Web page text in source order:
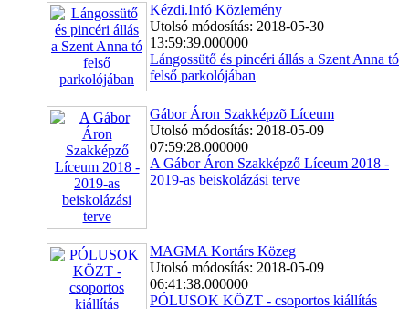
Kézdi.Infó Közlemény
Utolsó módosítás: 2018-05-30
13:59:39.000000
Lángossütő és pincéri állás a Szent Anna tó
felső parkolójában
Gábor Áron Szakképzõ Líceum
Utolsó módosítás: 2018-05-09
07:59:28.000000
A Gábor Áron Szakképző Líceum 2018 -
2019-as beiskolázási terve
MAGMA Kortárs Közeg
Utolsó módosítás: 2018-05-09
06:41:38.000000
PÓLUSOK KÖZT - csoportos kiállítás